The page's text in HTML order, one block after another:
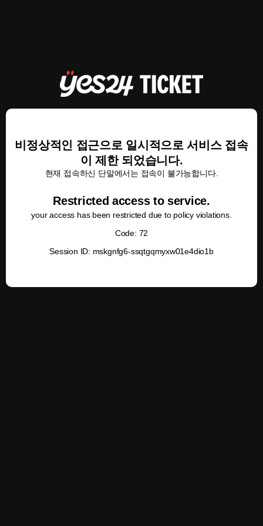
비정상적인 접근으로 일시적으로 서비스 접속
이 제한 되었습니다.
현재 접속하신 단말에서는 접속이 불가능합니다.
Restricted access to service.
your access has been restricted due to policy violations.
Code: 72
Session ID: mskgnfg6-ssqtgqmyxw01e4dio1b